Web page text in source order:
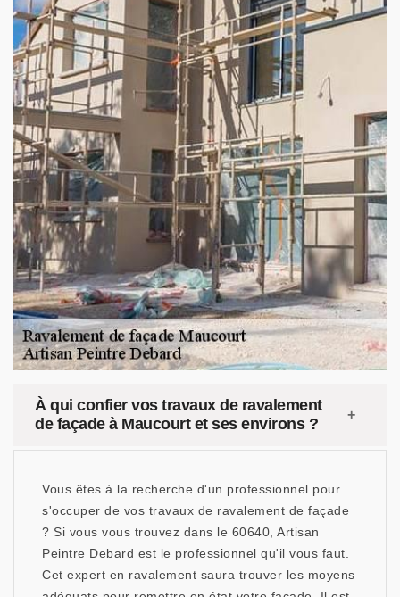
À qui confier vos travaux de ravalement
de façade à Maucourt et ses environs ?
Vous êtes à la recherche d'un professionnel pour
s'occuper de vos travaux de ravalement de façade
? Si vous vous trouvez dans le 60640, Artisan
Peintre Debard est le professionnel qu'il vous faut.
Cet expert en ravalement saura trouver les moyens